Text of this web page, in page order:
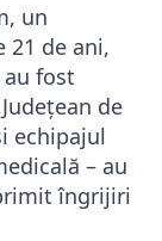
un
21 de ani,
fost
de
echipajul
– au
îngrijiri